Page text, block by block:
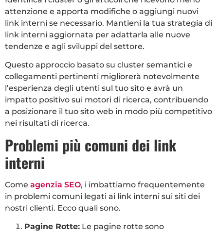
attenzione e apporta modifiche o aggiungi nuovi
link interni se necessario. Mantieni la tua strategia di
link interni aggiornata per adattarla alle nuove
tendenze e agli sviluppi del settore.
Questo approccio basato su cluster semantici e
collegamenti pertinenti migliorerà notevolmente
l’esperienza degli utenti sul tuo sito e avrà un
impatto positivo sui motori di ricerca, contribuendo
a posizionare il tuo sito web in modo più competitivo
nei risultati di ricerca.
Problemi più comuni dei link
interni
Come agenzia SEO, i imbattiamo frequentemente
in problemi comuni legati ai link interni sui siti dei
nostri clienti. Ecco quali sono.
Pagine Rotte: Le pagine rotte sono